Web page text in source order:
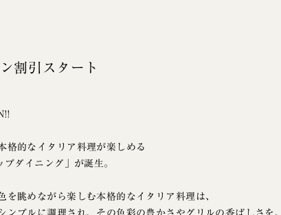
割引スタート
格的なイタリア料理が楽しめる
ダイニング」が誕生。
を眺めながら楽しむ本格的なイタリア料理は、
ンプルに調理され、その色彩の豊かさやグリルの香ばしさを、